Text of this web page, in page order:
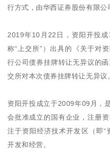
行方式，由华西证券股份有限公
2019年10月22日，资阳开投
称“上交所”）出具的《关于对
行公司债券挂牌转让无异议的
交所对本次债券挂牌转让无异议
资阳开投成立于2009年09月，
会批准成立的国有企业，注册
注于资阳经济技术开发区（即“
开发和经营。